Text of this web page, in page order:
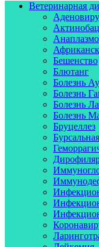
Ветеринарная
Бешенство
Блютанг
Болезнь
Болезнь
Болезнь
Болезнь
Бруцеллез